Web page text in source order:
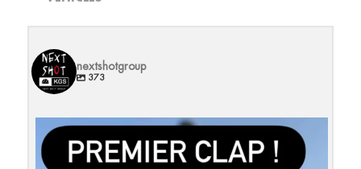
nextshotgroup
373
Et c`est reparti pour une S2 !
Merci à la ...